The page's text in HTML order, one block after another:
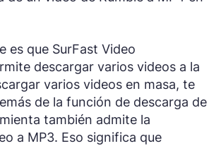
es que SurFast Video
descargar varios videos a la
varios videos en masa, te
de la función de descarga de
también admite la
a MP3. Eso significa que